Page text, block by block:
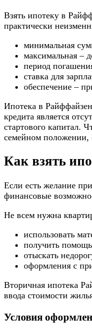
Взять ипотеку в
практически
минимальная
максимальная –
период
ставка для
обеспечение –
Ипотека в
кредита является
стартового капитал.
семейном положении,
Как взять
Если есть желание
финансовые
Не всем нужна
использовать
получить помощь
отыскать
оформления с
Вторичная ипотека
ввода стоимости
Условия